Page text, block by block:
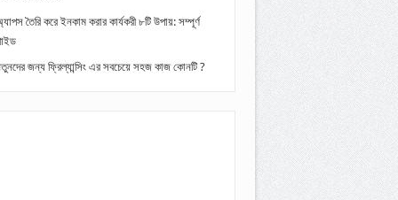
তৈরি করে ইনকাম করার কার্যকরী ৮টি উপায়: সম্পূর্ণ
জন্য ফ্রিল্যান্সিং এর সবচেয়ে সহজ কাজ কোনটি ?